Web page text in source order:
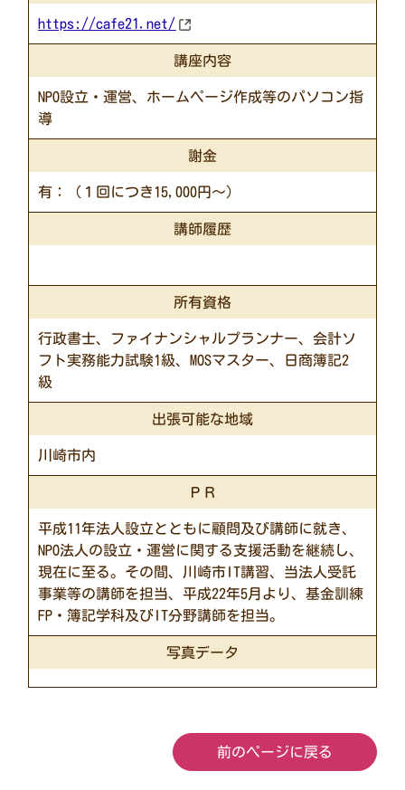
https://cafe21.net/
講座内容
NPO設立・運営、ホームページ作成等のパソコン指
導
謝金
有： （１回につき15,000円～）
講師履歴
所有資格
行政書士、ファイナンシャルプランナー、会計ソ
フト実務能力試験1級、MOSマスター、日商簿記2
級
出張可能な地域
川崎市内
ＰＲ
平成11年法人設立とともに顧問及び講師に就き、
NPO法人の設立・運営に関する支援活動を継続し、
現在に至る。その間、川崎市IT講習、当法人受託
事業等の講師を担当、平成22年5月より、基金訓練
FP・簿記学科及びIT分野講師を担当。
写真データ
前のページに戻る